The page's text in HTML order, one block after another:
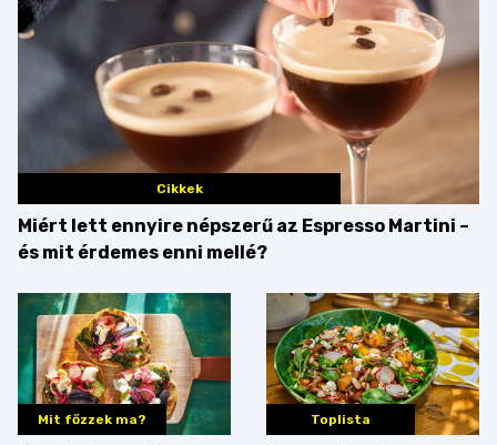
Cikkek
Miért lett ennyire népszerű az Espresso Martini –
és mit érdemes enni mellé?
Mit főzzek ma? Toplista